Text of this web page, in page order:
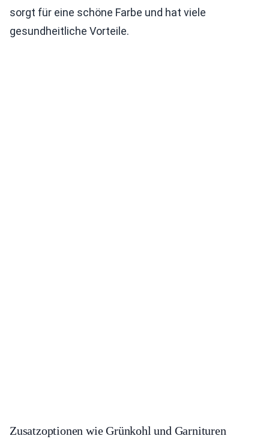
sorgt für eine schöne Farbe und hat viele
gesundheitliche Vorteile.
Zusatzoptionen wie Grünkohl und Garnituren